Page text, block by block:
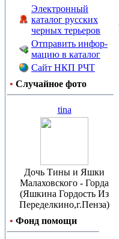
Электронный
каталог русских
черных терьеров
Отправить инфор-
мацию в каталог
Сайт НКП РЧТ
• Случайное фото
tina
Дочь Тины и Яшки
Малаховского - Горда
(Яшкина Гордость Из
Переделкино,г.Пенза)
• Фонд помощи